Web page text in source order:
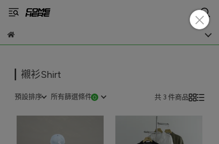
襯衫Shirt
預設排序 所有篩選條件 共 3 件商品